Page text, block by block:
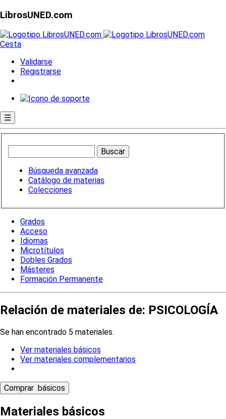
LibrosUNED.com
Cesta
Validarse
Registrarse
☰
Búsqueda avanzada
Catálogo de materias
Colecciones
Grados
Acceso
Idiomas
Microtítulos
Dobles Grados
Másteres
Formación Permanente
Relación de materiales de: PSICOLOGÍA
Se han encontrado 5 materiales.
Ver materiales básicos
Ver materiales complementarios
Materiales básicos